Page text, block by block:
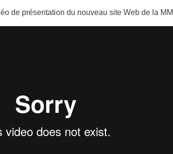
de présentation du nouveau site Web de la